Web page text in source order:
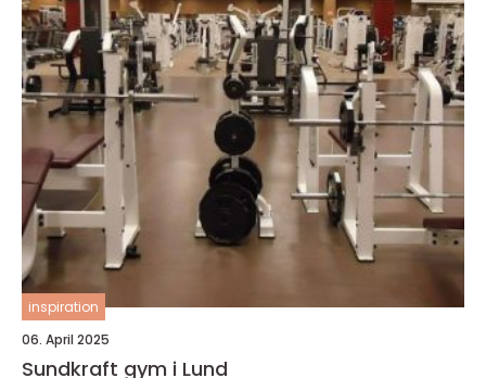
inspiration
06. April 2025
Sundkraft gym i Lund